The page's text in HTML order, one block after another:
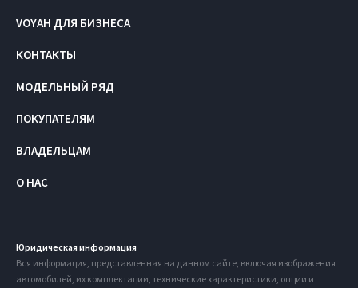
VOYAH ДЛЯ БИЗНЕСА
КОНТАКТЫ
МОДЕЛЬНЫЙ РЯД
ПОКУПАТЕЛЯМ
ВЛАДЕЛЬЦАМ
О НАС
Юридическая информация
Вся информация, представленная на данном сайте, включая изображения
автомобилей, их комплектации, технические характеристики, опции и